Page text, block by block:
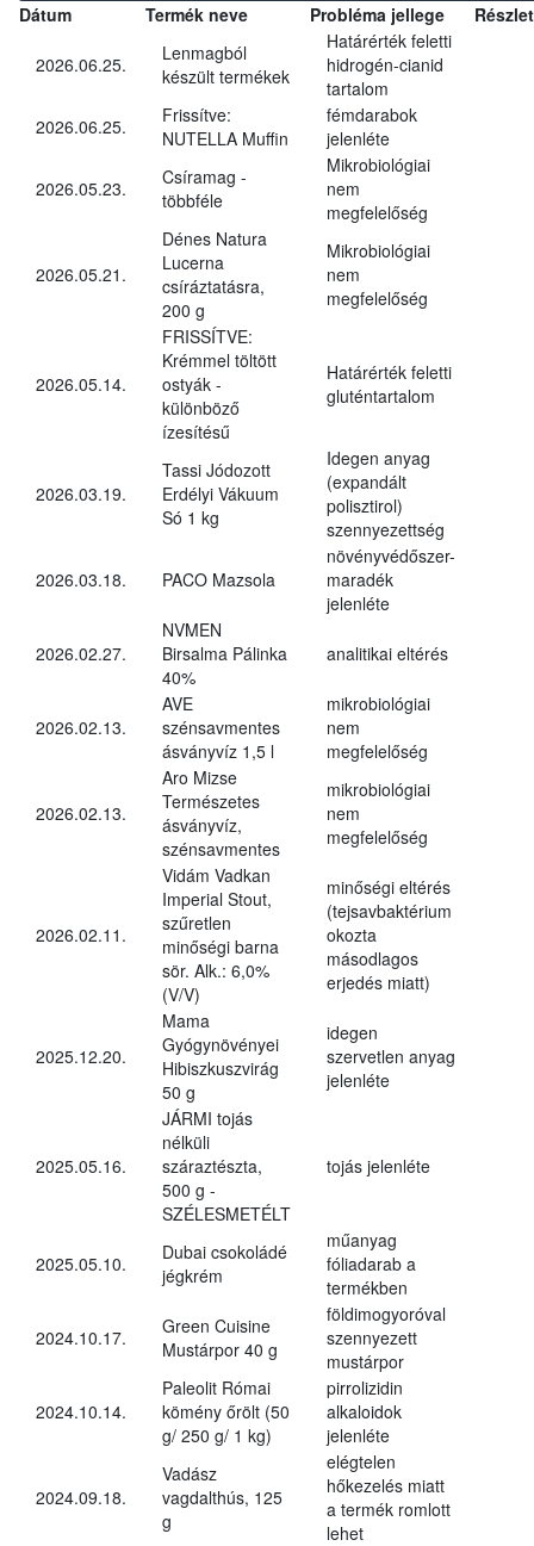
Dátum Termék neve Probléma jellege
2026.06.25.
Lenmagból
készült termékek
Határérték feletti
hidrogén-cianid
tartalom
2026.06.25.
Frissítve:
NUTELLA Muffin
fémdarabok
jelenléte
2026.05.23.
Csíramag -
többféle
Mikrobiológiai
nem
megfelelőség
2026.05.21.
Dénes Natura
Lucerna
csíráztatásra,
200 g
Mikrobiológiai
nem
megfelelőség
2026.05.14.
FRISSÍTVE:
Krémmel töltött
ostyák -
különböző
ízesítésű
Határérték feletti
gluténtartalom
2026.03.19.
Tassi Jódozott
Erdélyi Vákuum
Só 1 kg
Idegen anyag
(expandált
polisztirol)
szennyezettség
2026.03.18. PACO Mazsola
növényvédőszer-
maradék
jelenléte
2026.02.27.
NVMEN
Birsalma Pálinka
40%
analitikai eltérés
2026.02.13.
AVE
szénsavmentes
ásványvíz 1,5 l
mikrobiológiai
nem
megfelelőség
2026.02.13.
Aro Mizse
Természetes
ásványvíz,
szénsavmentes
mikrobiológiai
nem
megfelelőség
2026.02.11.
Vidám Vadkan
Imperial Stout,
szűretlen
minőségi barna
sör. Alk.: 6,0%
(V/V)
minőségi eltérés
(tejsavbaktérium
okozta
másodlagos
erjedés miatt)
2025.12.20.
Mama
Gyógynövényei
Hibiszkuszvirág
50 g
idegen
szervetlen anyag
jelenléte
2025.05.16.
JÁRMI tojás
nélküli
száraztészta,
500 g -
SZÉLESMETÉLT
tojás jelenléte
2025.05.10.
Dubai csokoládé
jégkrém
műanyag
fóliadarab a
termékben
2024.10.17.
Green Cuisine
Mustárpor 40 g
földimogyoróval
szennyezett
mustárpor
2024.10.14.
Paleolit Római
kömény őrölt (50
g/ 250 g/ 1 kg)
pirrolizidin
alkaloidok
jelenléte
2024.09.18.
Vadász
vagdalthús, 125
g
elégtelen
hőkezelés miatt
a termék romlott
lehet